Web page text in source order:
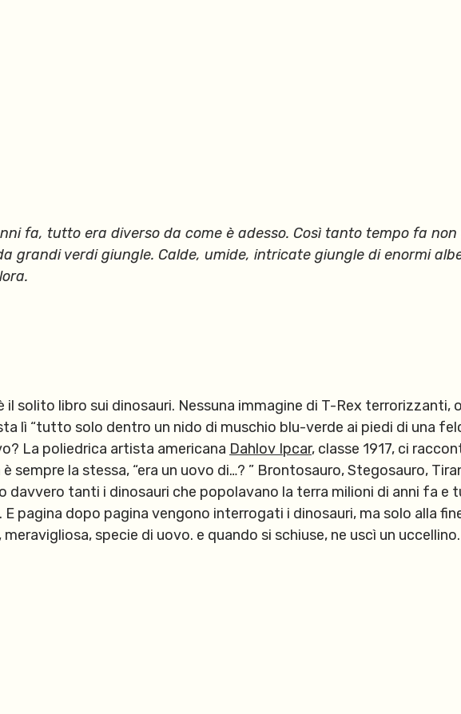
fa, tutto era diverso da come è adesso. Così tanto tempo fa non
grandi verdi giungle. Calde, umide, intricate giungle di enormi
il solito libro sui dinosauri. Nessuna immagine di T-Rex
lì “tutto solo dentro un nido di muschio blu-verde ai piedi di una
La poliedrica artista americana Dahlov Ipcar, classe 1917, ci
sempre la stessa, “era un uovo di…? ” Brontosauro, Stegosauro,
davvero tanti i dinosauri che popolavano la terra milioni di anni fa e
pagina dopo pagina vengono interrogati i dinosauri, ma solo alla
specie di uovo. e quando si schiuse, ne uscì un